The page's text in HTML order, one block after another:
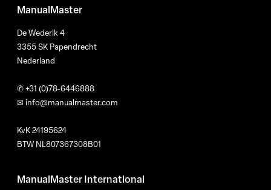
ManualMaster
De Wederik 4
3355 SK Papendrecht
Nederland
✆+31 (0)78-6446888
✉ info@manualmaster.com
KvK 24195624
BTW NL807367308B01
ManualMaster International